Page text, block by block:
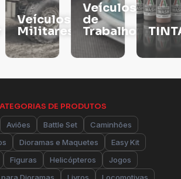
Veículos
Militares
Veículos
de
Trabalho
TINTAS
DE PRODUTOS
Aviões Battle Set
Caminhões
Dioramas e Maquetes
Easy Kit
Figuras Helicópteros
Jogos